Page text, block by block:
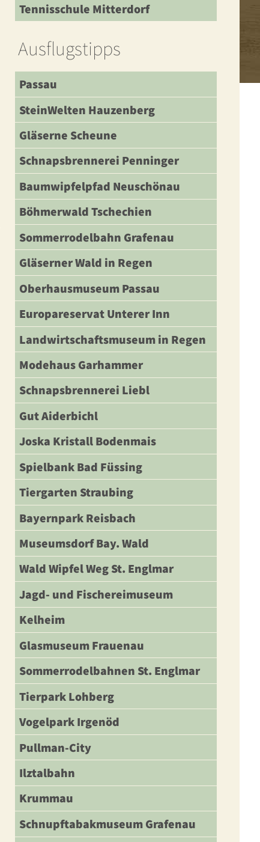
Tennisschule Mitterdorf
Ausflugstipps
Passau
SteinWelten Hauzenberg
Gläserne Scheune
Schnapsbrennerei Penninger
Baumwipfelpfad Neuschönau
Böhmerwald Tschechien
Sommerrodelbahn Grafenau
Gläserner Wald in Regen
Oberhausmuseum Passau
Europareservat Unterer Inn
Landwirtschaftsmuseum in Regen
Modehaus Garhammer
Schnapsbrennerei Liebl
Gut Aiderbichl
Joska Kristall Bodenmais
Spielbank Bad Füssing
Tiergarten Straubing
Bayernpark Reisbach
Museumsdorf Bay. Wald
Wald Wipfel Weg St. Englmar
Jagd- und Fischereimuseum
Kelheim
Glasmuseum Frauenau
Sommerrodelbahnen St. Englmar
Tierpark Lohberg
Vogelpark Irgenöd
Pullman-City
Ilztalbahn
Krummau
Schnupftabakmuseum Grafenau